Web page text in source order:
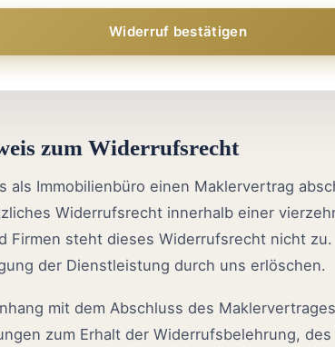
Widerruf bestätigen
zum Widerrufsrecht
als Immobilienbüro einen Maklervertrag
Widerrufsrecht innerhalb einer
Firmen steht dieses Widerrufsrecht nicht
der Dienstleistung durch uns erlöschen.
mit dem Abschluss des
zum Erhalt der Widerrufsbelehrung,